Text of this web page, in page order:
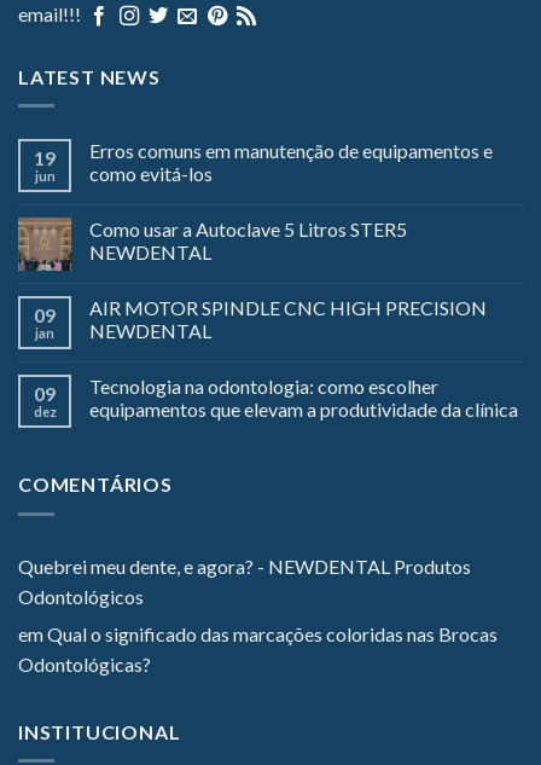
email!!!
LATEST NEWS
19
jun
Erros comuns em manutenção de equipamentos e
como evitá-los
Como usar a Autoclave 5 Litros STER5
NEWDENTAL
09
jan
AIR MOTOR SPINDLE CNC HIGH PRECISION
NEWDENTAL
09
dez
Tecnologia na odontologia: como escolher
equipamentos que elevam a produtividade da clínica
COMENTÁRIOS
Quebrei meu dente, e agora? - NEWDENTAL Produtos
Odontológicos
emQual o significado das marcações coloridas nas Brocas
Odontológicas?
INSTITUCIONAL